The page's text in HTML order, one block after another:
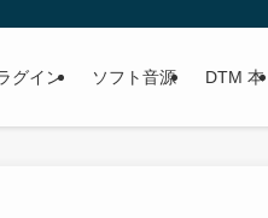
グイン ソフト音源 DTM 本